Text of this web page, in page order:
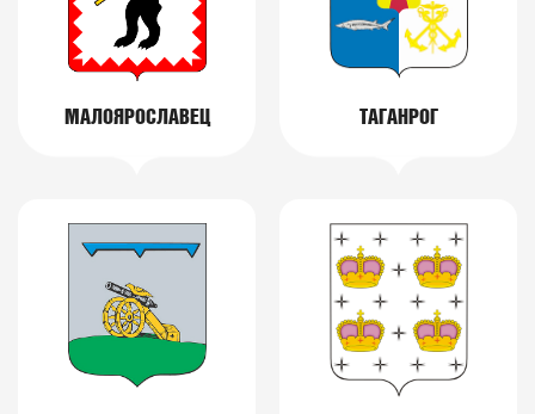
МАЛОЯРОСЛАВЕЦ ТАГАНРОГ